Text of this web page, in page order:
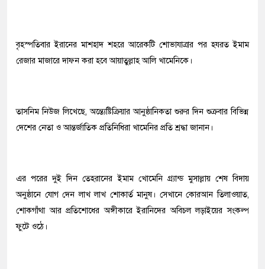
বৃহস্পতিবার ইরানের মাশহাদ শহরে আরেকটি শোভাযাত্রার পর হযরত ইমাম
রেজার মাজারে দাফন করা হবে আয়াতুল্লাহ আলি খামেনিকে।
তাসনিম নিউজ লিখেছে, অন্ত্যেষ্টিক্রিয়ার আনুষ্ঠানিকতা শুরুর দিন শুক্রবার বিভিন্ন
দেশের নেতা ও আন্তর্জাতিক প্রতিনিধিরা খামেনির প্রতি শ্রদ্ধা জানান।
এর পরের দুই দিন তেহরানের ইমাম খোমেনি গ্র্যান্ড মুসাল্লায় শেষ বিদায়
অনুষ্ঠানে যোগ দেন লাখ লাখ শোকার্ত মানুষ। সেখানে কোরআন তিলাওয়াত,
শোকগাঁথা আর প্রতিশোধের অঙ্গীকারে ইরানিদের অবিচল লড়াইয়ের সংকল্প
ফুটে ওঠে।